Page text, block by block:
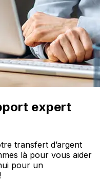
expert
transfert d’argent
là pour vous aider
pour un